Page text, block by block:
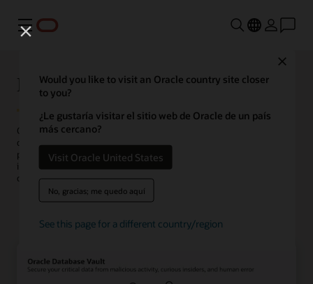
Menú
Would you like to visit an Oracle country site closer
to you?
¿Le gustaría visitar el sitio web de Oracle de un país
más cercano?
Visit Oracle United States
No, gracias; me quedo aquí
See this page for a different country/region
Database Vault
Oracle Database Vault aplica controles de seguridad de datos
dentro de Oracle Database para limitar el acceso de usuarios
privilegiados a los datos de las aplicaciones, reduciendo amenazas
internas y externas mientras cumple requisitos de cumplimiento
como la separación de funciones.